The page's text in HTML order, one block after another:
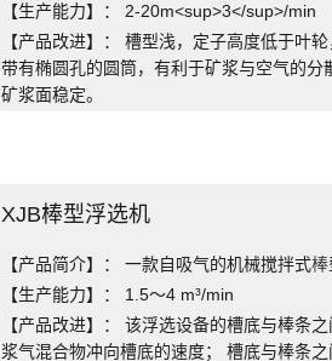
【生产能力】： 2-20m<sup>3</sup>/min
【产品改进】： 槽型浅，定子高度低于叶
带有椭圆孔的圆筒，有利于矿浆与空气的分
矿浆面稳定。
XJB棒型浮选机
【产品简介】： 一款自吸气的机械搅拌式棒
【生产能力】： 1.5～4 m³/min
【产品改进】： 该浮选设备的槽底与棒条
浆气混合物冲向槽底的速度； 槽底与棒条